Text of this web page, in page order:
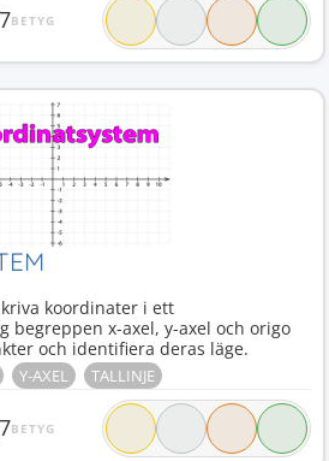
BETYG
koordinater i ett
begreppen x-axel, y-axel och origo
och identifiera deras läge.
Y-AXEL TALLINJE
BETYG